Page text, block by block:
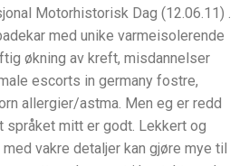
Motorhistorisk Dag (12.06.11) .
med unike varmeisolerende
økning av kreft, misdannelser
escorts in germany fostre,
allergier/astma. Men eg er redd
språket mitt er godt. Lekkert og
vakre detaljer kan gjøre mye til